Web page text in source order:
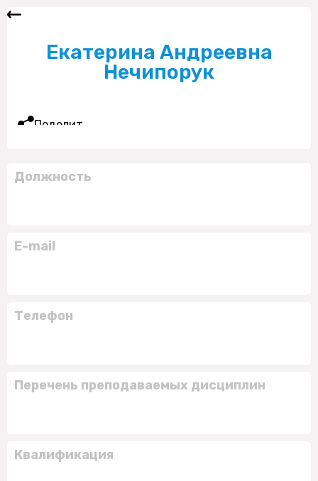
Екатерина Андреевна
Нечипорук
Поделиться
Должность
E-mail
Телефон
Перечень преподаваемых дисциплин
Квалификация